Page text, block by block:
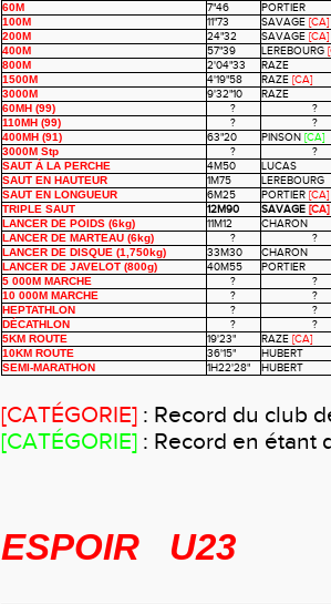
60M 7"46 PORTIER
100M 11"73 SAVAGE [CA]
200M 24"32 SAVAGE [CA]
400M 57"39 LEREBOURG
800M 2'04"33 RAZE
1500M 4'19"58 RAZE [CA]
3000M 9'32"10 RAZE
60MH (99) ? ?
110MH (99) ? ?
400MH (91) 63"20 PINSON [CA]
3000M Stp ? ?
SAUT À LA PERCHE 4M50 LUCAS
SAUT EN HAUTEUR 1M75 LEREBOURG
SAUT EN LONGUEUR 6M25 PORTIER [CA]
TRIPLE SAUT 12M90 SAVAGE [CA]
LANCER DE POIDS (6kg) 11M12 CHARON
LANCER DE MARTEAU (6kg) ? ?
LANCER DE DISQUE (1,750kg) 33M30 CHARON
LANCER DE JAVELOT (800g) 40M55 PORTIER
5 000M MARCHE ? ?
10 000M MARCHE ? ?
HEPTATHLON ? ?
DÉCATHLON ? ?
5KM ROUTE 19'23" RAZE [CA]
10KM ROUTE 36'15" HUBERT
SEMI-MARATHON 1H22'28" HUBERT
[CATÉGORIE] : Record du club
[CATÉGORIE] : Record en étant
ESPOIR U23